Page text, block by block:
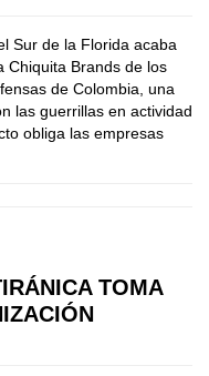
Sur de la Florida acaba
Chiquita Brands de los
de Colombia, una
las guerrillas en actividad
obliga las empresas
TOMA